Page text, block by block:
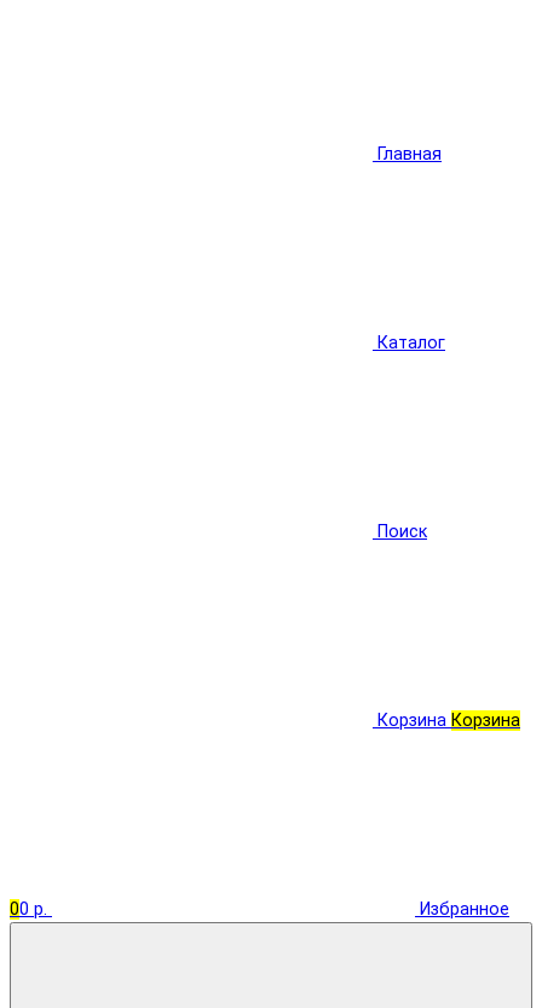
Главная
Каталог
Поиск
Корзина Корзина
00 р. Избранное